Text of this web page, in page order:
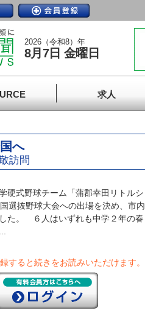
2026（令和8）年
8月7日 金曜日
求人
へ
訪問
硬式野球チーム「蒲郡幸田リトルシ
選抜野球大会への出場を決め、市内
た。 ６人はいずれも中学２年の春
すると続きをお読みいただけます。